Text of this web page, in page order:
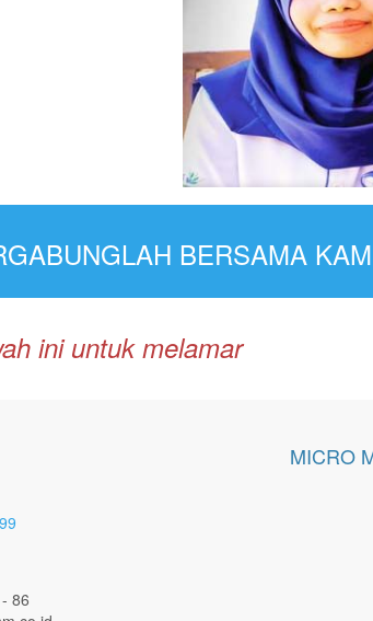
BERSAMA
ini untuk melamar
86
MICRO